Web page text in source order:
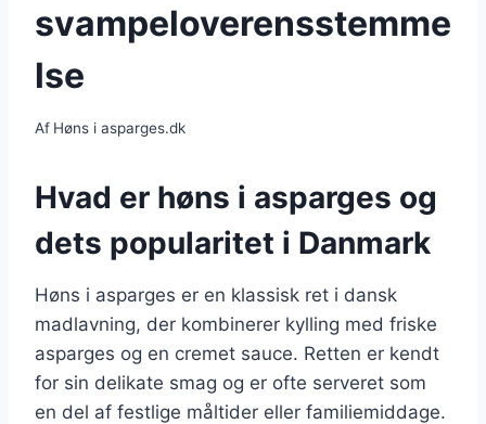
svampeloverensstemme
lse
Af Høns i asparges.dk
Hvad er høns i asparges og
dets popularitet i Danmark
Høns i asparges er en klassisk ret i dansk
madlavning, der kombinerer kylling med friske
asparges og en cremet sauce. Retten er kendt
for sin delikate smag og er ofte serveret som
en del af festlige måltider eller familiemiddage.